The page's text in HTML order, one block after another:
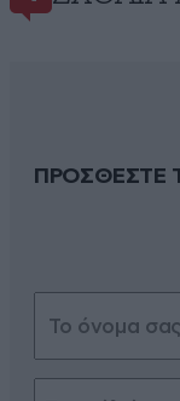
ΠΡΟΣΘΕΣΤΕ